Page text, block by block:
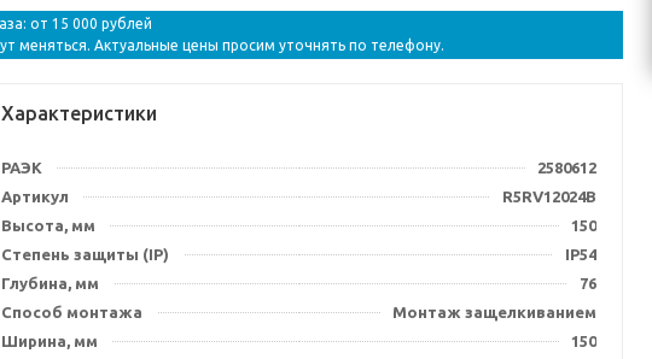
от 15 000 рублей
меняться. Актуальные цены просим уточнять по телефону.
Характеристики
РАЭК
2580612
Артикул
R5RV12024B
Высота, мм
150
Степень защиты (IP)
IP54
Глубина, мм
76
Способ монтажа
Монтаж защелкиванием
Ширина, мм
150